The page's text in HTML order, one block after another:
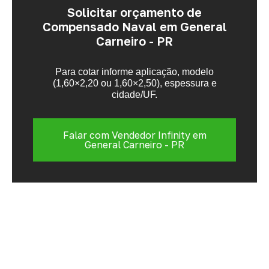
Solicitar orçamento de
Compensado Naval em General
Carneiro - PR
Para cotar informe aplicação, modelo
(1,60×2,20 ou 1,60×2,50), espessura e
cidade/UF.
Falar com Vendedor Infinity em
General Carneiro - PR